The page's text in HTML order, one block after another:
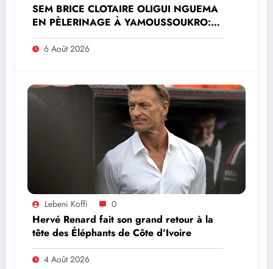
SEM BRICE CLOTAIRE OLIGUI NGUEMA
EN PÈLERINAGE À YAMOUSSOUKRO:LE
MINISTRE PAULIN CLAUDE DANHO
PREND PART À LA CÉRÉMONIE
6 Août 2026
Lebeni Koffi 0
Hervé Renard fait son grand retour à la
tête des Éléphants de Côte d’Ivoire
4 Août 2026